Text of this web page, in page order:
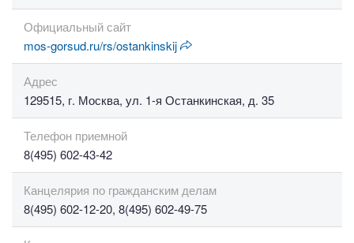
Официальный сайт
mos-gorsud.ru/rs/ostankinskij
Адрес
129515, г. Москва, ул. 1-я Останкинская, д. 35
Телефон приемной
8(495) 602-43-42
Канцелярия по гражданским делам
8(495) 602-12-20, 8(495) 602-49-75